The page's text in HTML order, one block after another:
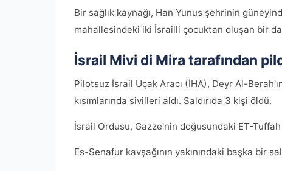
Bir sağlık kaynağı, Han Yunus şehrinin
mahallesindeki iki İsrailli çocuktan oluşan bir
İsrail Mivi di Mira tarafından
Pilotsuz İsrail Uçak Aracı (İHA), Deyr Al-
kısımlarında sivilleri aldı. Saldırıda 3 kişi öldü.
İsrail Ordusu, Gazze'nin doğusundaki ET-
Es-Senafur kavşağının yakınındaki başka bir